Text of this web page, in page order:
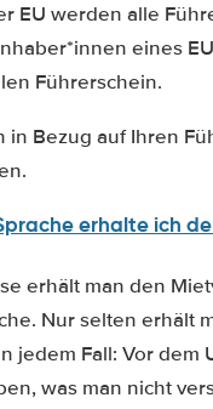
EU werden alle
eines
Führerschein.
in Bezug auf Ihren
erhalte ich
erhält man den
Nur selten erhält
jedem Fall: Vor
was man nicht